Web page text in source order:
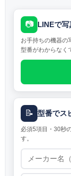
📷 LINEで写
お手持ちの機器の
型番がわからなく
📝 型番でス
必須5項目・30秒
す。